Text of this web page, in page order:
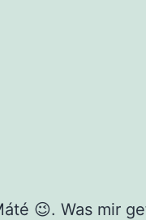
😉. Was mir